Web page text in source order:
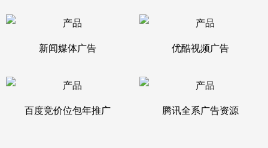
新闻媒体广告 优酷视频广告
百度竞价位包年推广 腾讯全系广告资源